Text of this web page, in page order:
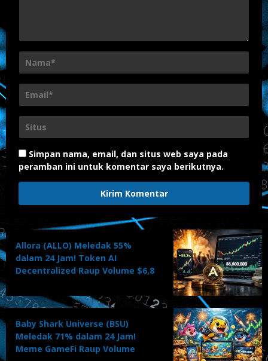
Simpan nama, email, dan situs web saya pada
peramban ini untuk komentar saya berikutnya.
Allora (ALLO) Meledak 55%
dalam 24 Jam! Token AI
Decentralized Raup Volume $6,8
Baby Shark Universe (BSU)
Meledak 71% dalam 24 Jam!
Meme GameFi Raup Volume